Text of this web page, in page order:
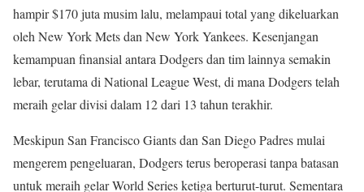
hampir $170 juta musim lalu, melampaui total yang dikeluarkan
oleh New York Mets dan New York Yankees. Kesenjangan
kemampuan finansial antara Dodgers dan tim lainnya semakin
lebar, terutama di National League West, di mana Dodgers telah
meraih gelar divisi dalam 12 dari 13 tahun terakhir.
Meskipun San Francisco Giants dan San Diego Padres mulai
mengerem pengeluaran, Dodgers terus beroperasi tanpa batasan
untuk meraih gelar World Series ketiga berturut-turut. Sementara